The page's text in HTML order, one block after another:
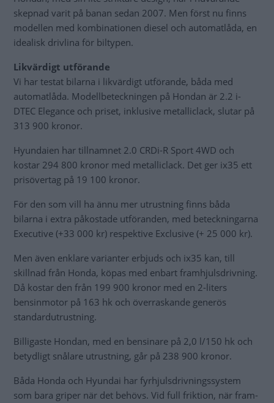
skepnad varit på banan sedan 2007. Men först nu finns
modellen med kombinationen diesel och automatlåda, en
idealisk drivlina för biltypen.
Likvärdigt utförande
Vi har testat bilarna i likvärdigt utförande, båda med
automatlåda. Modellbeteckningen på Hondan är 2.2 i-
DTEC Elegance och priset, inklusive metalliclack, slutar på
313 900 kronor.
Hyundaien har tillnamnet 2.0 CRDi-R Sport 4WD och
kostar 294 800 kronor med metalliclack. Det ger ix35 ett
prisövertag på 19 100 kronor.
För den som vill ha ännu mer utrustning finns båda
bilarna i extra påkostade utföranden, med beteckningarna
Executive (+33 000 kr) respektive Exclusive (+ 25 000 kr).
Men även enklare varianter erbjuds och ix35 kan, till
skillnad från Honda, köpas med enbart framhjulsdrivning.
Då kostar den från 199 900 kronor med en 2-liters
bensinmotor på 163 hk och överraskande generös
standardutrustning.
Billigaste Hondan, med en bensinare på 2,0 l/150 hk och
betydligt snålare utrustning, går på 238 900 kronor.
Båda Honda och Hyundai har fyrhjulsdrivningssystem
som bara griper när det behövs. Vid full friktion, när fram-